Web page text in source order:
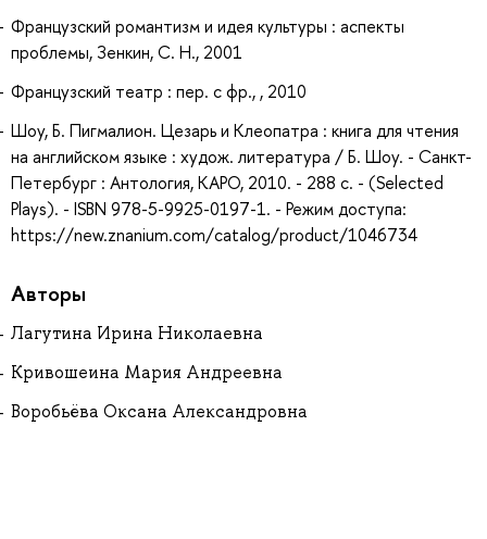
Французский романтизм и идея культуры : аспекты
проблемы, Зенкин, С. Н., 2001
Французский театр : пер. с фр., , 2010
Шоу, Б. Пигмалион. Цезарь и Клеопатра : книга для чтения
на английском языке : худож. литература / Б. Шоу. - Санкт-
Петербург : Антология, КАРО, 2010. - 288 с. - (Selected
Plays). - ISBN 978-5-9925-0197-1. - Режим доступа:
https://new.znanium.com/catalog/product/1046734
Авторы
Лагутина Ирина Николаевна
Кривошеина Мария Андреевна
Воробьёва Оксана Александровна